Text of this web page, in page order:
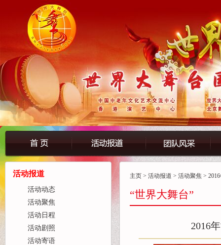
活动报道
活动动态
活动聚焦
活动日程
活动剧照
活动寄语
主页 > 活动报道 > 活动聚焦 >
“世界大舞台”
2016